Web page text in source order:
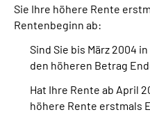
Sie Ihre höhere Rente
Rentenbeginn ab:
Sind Sie bis März 2004
den höheren Betrag
Hat Ihre Rente ab April
höhere Rente erstmals